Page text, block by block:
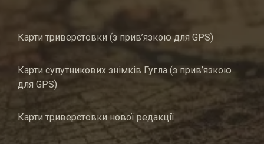
Карти триверстовки (з прив’язкою для GPS)
Карти супутникових знімків Гугла (з прив’язкою
для GPS)
Карти триверстовки нової редакції